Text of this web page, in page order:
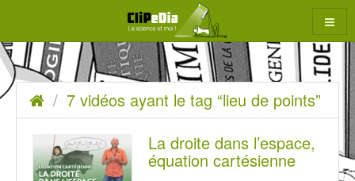
contenu
7
vidéos
ayant
le
Accueil7 vidéos ayant le tag “lieu de points”
La droite dans l’espace,
équation cartésienne